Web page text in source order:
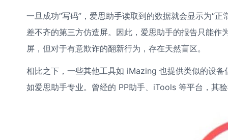
一旦成功“写码”，爱思助手读取到的数据就会显示为“
差不齐的第三方仿造屏。因此，爱思助手的报告只能
屏，但对于有意欺诈的翻新行为，存在天然盲区。
相比之下，一些其他工具如 iMazing 也提供类似的设
如爱思助手专业。曾经的 PP助手、iTools 等平台，其